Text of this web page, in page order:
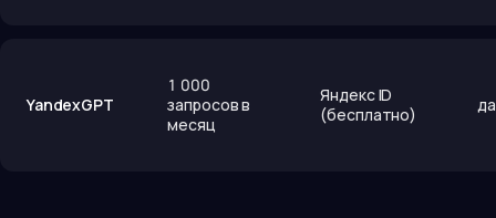
YandexGPT
1 000
запросов в
месяц
Яндекс ID
(бесплатно)
да